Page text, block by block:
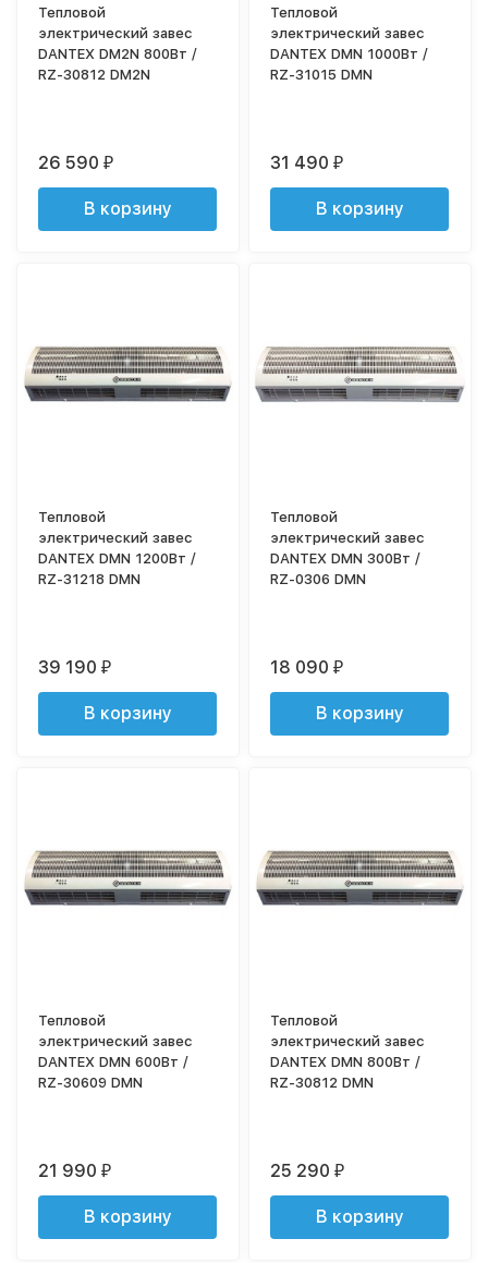
Тепловой
электрический завес
DANTEX DM2N 800Вт /
RZ-30812 DM2N
26 590₽
В корзину
Тепловой
электрический завес
DANTEX DMN 1000Вт /
RZ-31015 DMN
31 490₽
В корзину
Тепловой
электрический завес
DANTEX DMN 1200Вт /
RZ-31218 DMN
39 190₽
В корзину
Тепловой
электрический завес
DANTEX DMN 300Вт /
RZ-0306 DMN
18 090₽
В корзину
Тепловой
электрический завес
DANTEX DMN 600Вт /
RZ-30609 DMN
21 990₽
В корзину
Тепловой
электрический завес
DANTEX DMN 800Вт /
RZ-30812 DMN
25 290₽
В корзину